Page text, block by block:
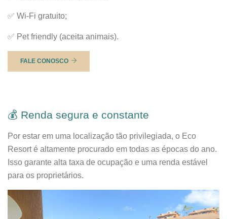
✅ Wi-Fi gratuito;
✅ Pet friendly (aceita animais).
FALE CONOSCO
💰 Renda segura e constante
Por estar em uma localização tão privilegiada, o Eco
Resort é altamente procurado em todas as épocas do ano.
Isso garante alta taxa de ocupação e uma renda estável
para os proprietários.